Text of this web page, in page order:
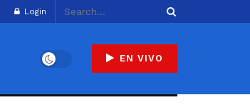
Login
EN VIVO